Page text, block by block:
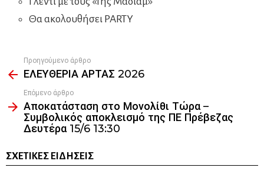
Θα ακολουθήσει PARTY
more
Προηγούμενο άρθρο
ΕΛΕΥΘΕΡΙΑ ΑΡΤΑΣ 2026
Επόμενο άρθρο
Αποκατάσταση στο Μονολίθι Τώρα –
Συμβολικός αποκλεισμό της ΠΕ Πρέβεζας
Δευτέρα 15/6 13:30
ΣΧΕΤΙΚΈΣ ΕΙΔΉΣΕΙΣ